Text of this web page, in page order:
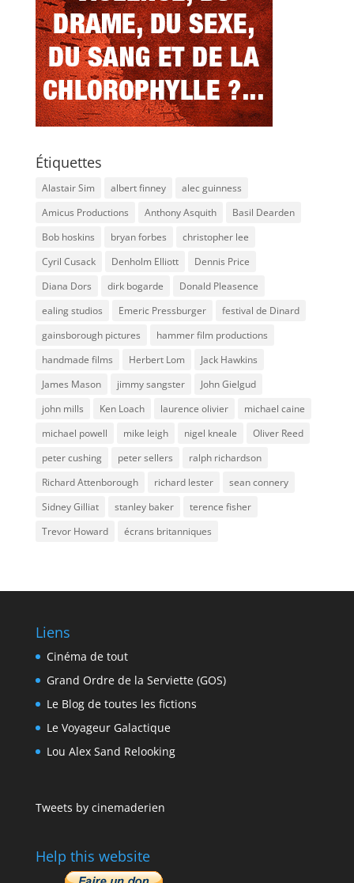
Étiquettes
Alastair Sim albert finney
alec guinness
Amicus Productions
Anthony Asquith
Basil Dearden
Bob hoskins
bryan forbes
christopher lee
Cyril Cusack
Denholm Elliott
Dennis Price
Diana Dors
dirk bogarde
Donald Pleasence
ealing studios
Emeric Pressburger
festival de Dinard
gainsborough pictures
hammer film productions
handmade films
Herbert Lom
Jack Hawkins
James Mason
jimmy sangster
John Gielgud
john mills
Ken Loach laurence olivier
michael caine
michael powell
mike leigh nigel kneale
Oliver Reed
peter cushing
peter sellers
ralph richardson
Richard Attenborough
richard lester
sean connery
Sidney Gilliat
stanley baker
terence fisher
Trevor Howard
écrans britanniques
Liens
Cinéma de tout
Grand Ordre de la Serviette (GOS)
Le Blog de toutes les fictions
Le Voyageur Galactique
Lou Alex Sand Relooking
Tweets by cinemaderien
Help this website